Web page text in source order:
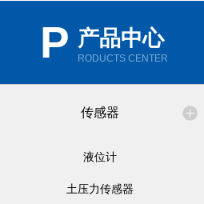
P 产品中心
RODUCTS CENTER
传感器
液位计
土压力传感器